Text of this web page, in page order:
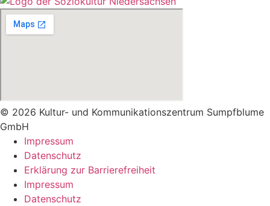
© 2026 Kultur- und Kommunikationszentrum Sumpfblume
GmbH
Impressum
Datenschutz
Erklärung zur Barrierefreiheit
Impressum
Datenschutz